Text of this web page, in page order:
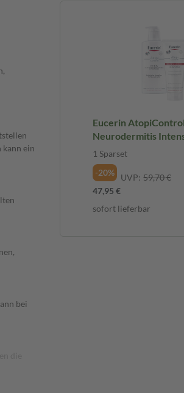
kann ein
bei
Eucerin AtopiControl
Neurodermitis
Lotion und
Sparset
1 Sparset
-20%
UVP: 59,70 €
47,95 €
sofort lieferbar